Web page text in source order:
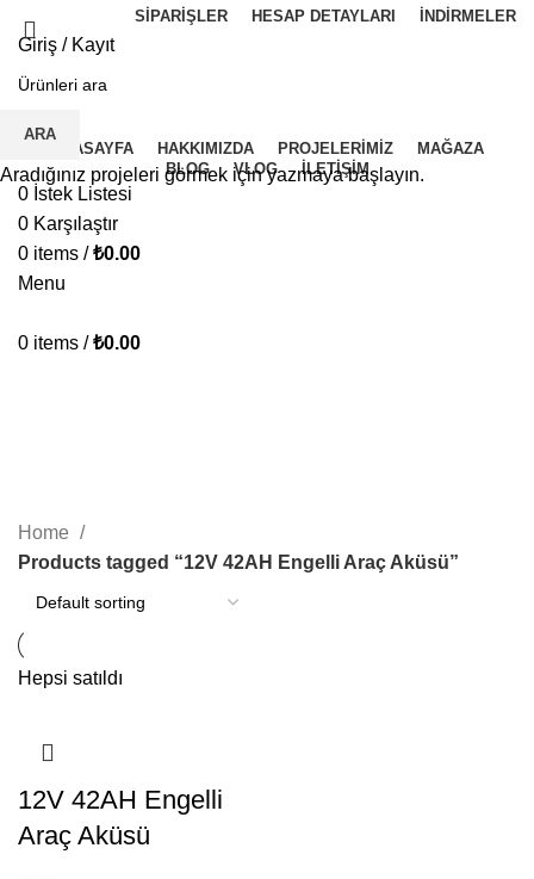
SIPARIŞLER HESAP DETAYLARI İNDIRMELER
Giriş / Kayıt
İ.K BAŞVURU FORMU
ANASAYFA HAKKIMIZDA PROJELERIMIZ
MAĞAZA
BLOG
VLOG İLETIŞIM
0 İstek Listesi
0 Karşılaştır
0 items / ₺0.00
Menu
0 items / ₺0.00
Home
Products tagged “12V 42AH Engelli Araç Aküsü”
Hepsi satıldı
12V 42AH Engelli
Araç Aküsü
ARA
Aradığınız projeleri görmek için yazmaya başlayın.